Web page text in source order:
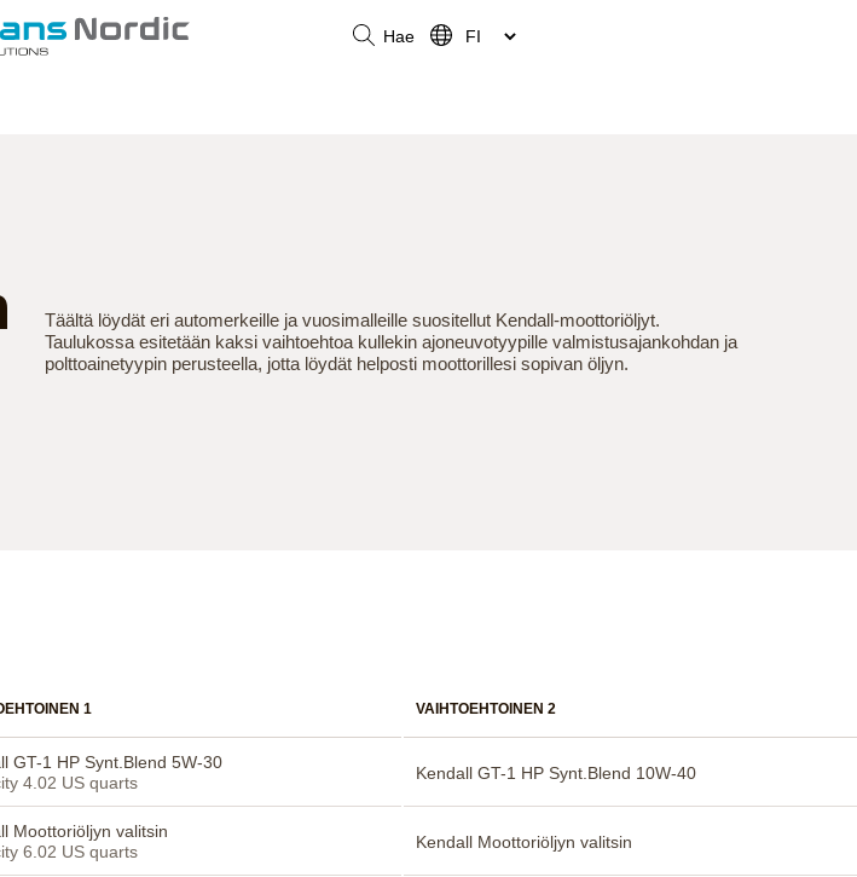
Hae
Täältä löydät eri automerkeille ja vuosimalleille suositellut Kendall-moottoriöljyt.
Taulukossa esitetään kaksi vaihtoehtoa kullekin ajoneuvotyypille valmistusajankohdan ja
polttoainetyypin perusteella, jotta löydät helposti moottorillesi sopivan öljyn.
1 VAIHTOEHTOINEN 2
GT-1 HP Synt.Blend 5W-30
4.02 US quarts
Kendall GT-1 HP Synt.Blend 10W-40
Moottoriöljyn valitsin
6.02 US quarts
Kendall Moottoriöljyn valitsin